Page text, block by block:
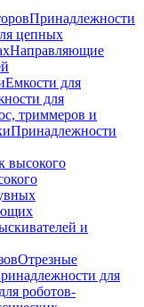
Принадлежности
цепных
Направляющие
Емкости для
для
триммеров и
Принадлежности
высокого
и
Отрезные
для
роботов-